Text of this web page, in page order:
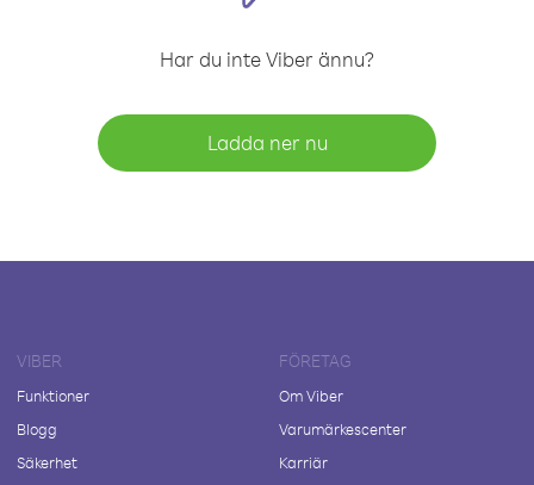
Har du inte Viber ännu?
Ladda ner nu
VIBER
Funktioner
Blogg
Säkerhet
FÖRETAG
Om Viber
Varumärkescenter
Karriär